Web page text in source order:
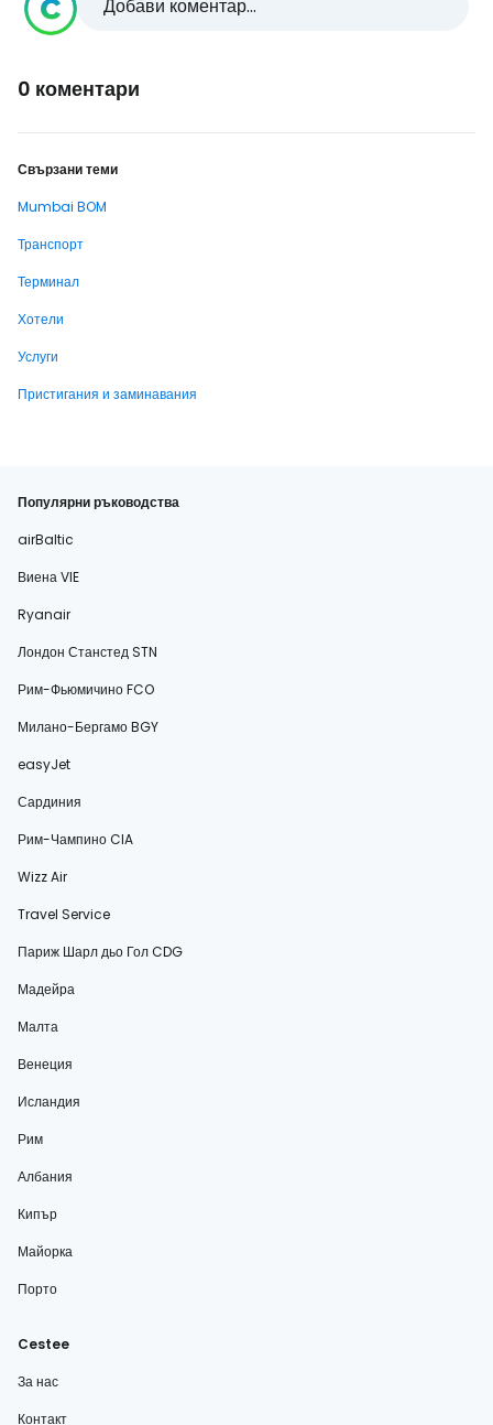
Добави коментар...
0 коментари
Свързани теми
Mumbai BOM
Транспорт
Терминал
Хотели
Услуги
Пристигания и заминавания
Популярни ръководства
airBaltic
Виена VIE
Ryanair
Лондон Станстед STN
Рим-Фьюмичино FCO
Милано-Бергамо BGY
easyJet
Сардиния
Рим-Чампино CIA
Wizz Air
Travel Service
Париж Шарл дьо Гол CDG
Мадейра
Малта
Венеция
Исландия
Рим
Албания
Кипър
Майорка
Порто
Cestee
За нас
Контакт